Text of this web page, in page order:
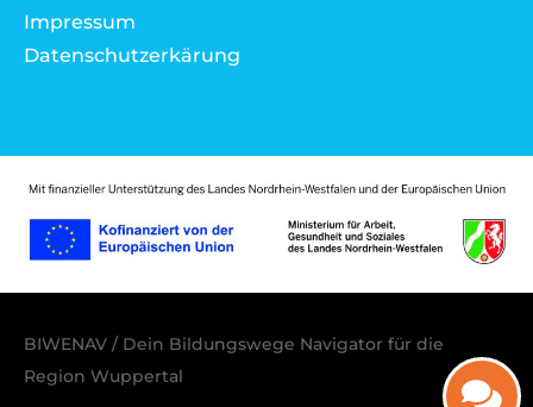
Impressum
Datenschutzerkärung
BIWENAV / Dein Bildungswege Navigator für die
Region Wuppertal